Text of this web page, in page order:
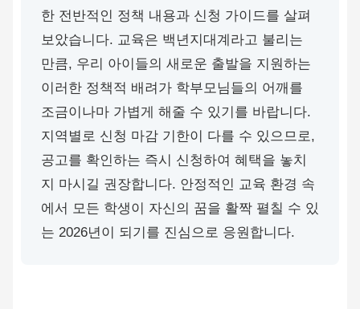
한 전반적인 정책 내용과 신청 가이드를 살펴
보았습니다. 교육은 백년지대계라고 불리는
만큼, 우리 아이들의 새로운 출발을 지원하는
이러한 정책적 배려가 학부모님들의 어깨를
조금이나마 가볍게 해줄 수 있기를 바랍니다.
지역별로 신청 마감 기한이 다를 수 있으므로,
공고를 확인하는 즉시 신청하여 혜택을 놓치
지 마시길 권장합니다. 안정적인 교육 환경 속
에서 모든 학생이 자신의 꿈을 활짝 펼칠 수 있
는 2026년이 되기를 진심으로 응원합니다.